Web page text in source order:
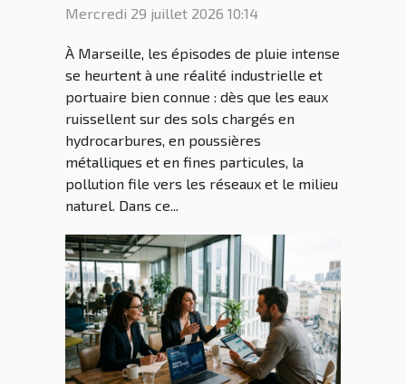
révolutionne la gestion des
Mercredi 29 juillet 2026 10:14
À Marseille, les épisodes de pluie intense
se heurtent à une réalité industrielle et
portuaire bien connue : dès que les eaux
ruissellent sur des sols chargés en
hydrocarbures, en poussières
métalliques et en fines particules, la
pollution file vers les réseaux et le milieu
naturel. Dans ce...